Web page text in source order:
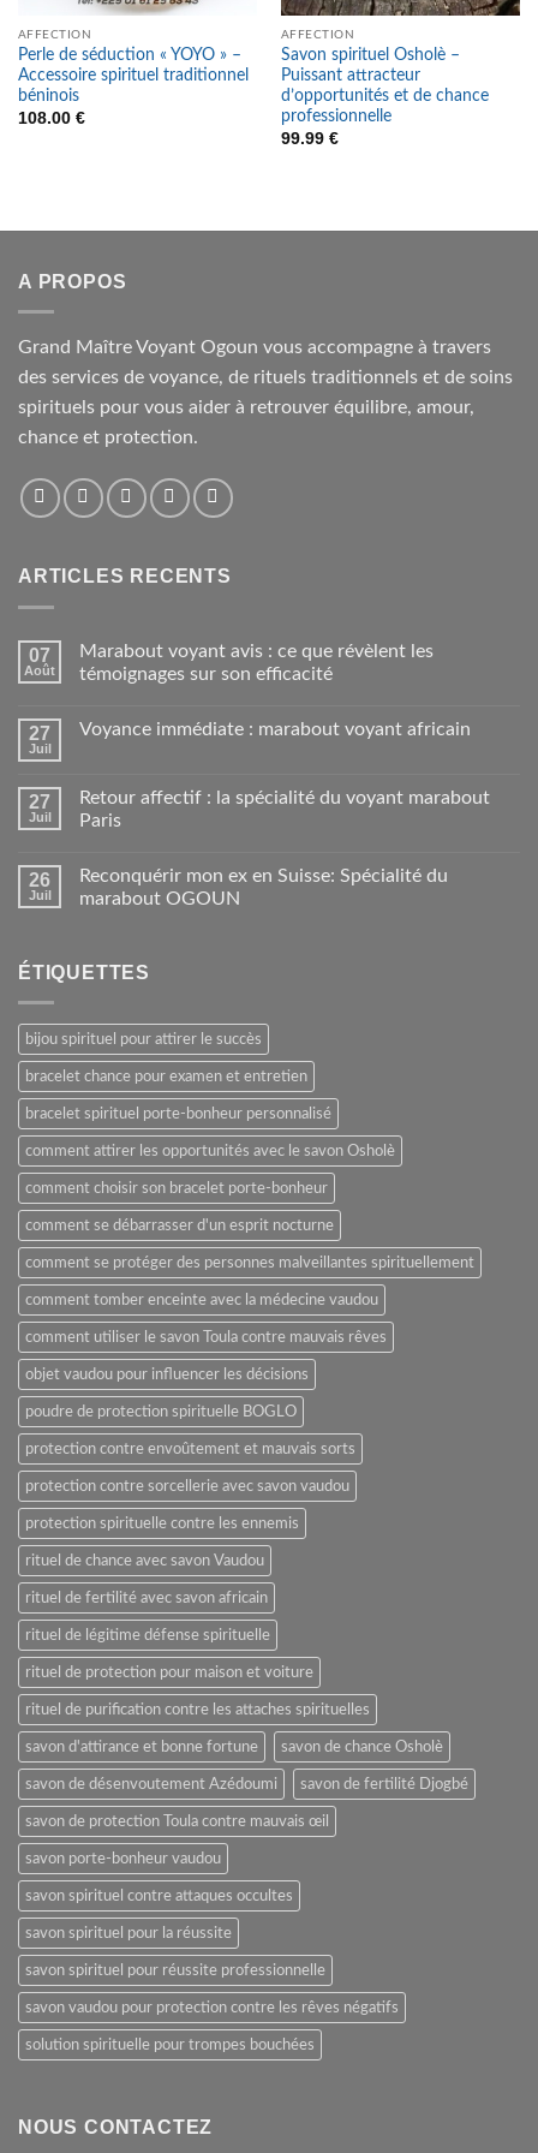
AFFECTION
Perle de séduction « YOYO » –
Accessoire spirituel traditionnel
béninois
108.00 €
AFFECTION
Savon spirituel Osholè –
Puissant attracteur
d’opportunités et de chance
professionnelle
99.99 €
A PROPOS
Grand Maître Voyant Ogoun vous accompagne à travers
des services de voyance, de rituels traditionnels et de soins
spirituels pour vous aider à retrouver équilibre, amour,
chance et protection.
ARTICLES RECENTS
07
Août
Marabout voyant avis : ce que révèlent les
témoignages sur son efficacité
27
Juil
Voyance immédiate : marabout voyant africain
27
Juil
Retour affectif : la spécialité du voyant marabout
Paris
26
Juil
Reconquérir mon ex en Suisse: Spécialité du
marabout OGOUN
ÉTIQUETTES
bijou spirituel pour attirer le succès
bracelet chance pour examen et entretien
bracelet spirituel porte-bonheur personnalisé
comment attirer les opportunités avec le savon Osholè
comment choisir son bracelet porte-bonheur
comment se débarrasser d'un esprit nocturne
comment se protéger des personnes malveillantes spirituellement
comment tomber enceinte avec la médecine vaudou
comment utiliser le savon Toula contre mauvais rêves
objet vaudou pour influencer les décisions
poudre de protection spirituelle BOGLO
protection contre envoûtement et mauvais sorts
protection contre sorcellerie avec savon vaudou
protection spirituelle contre les ennemis
rituel de chance avec savon Vaudou
rituel de fertilité avec savon africain
rituel de légitime défense spirituelle
rituel de protection pour maison et voiture
rituel de purification contre les attaches spirituelles
savon d'attirance et bonne fortune savon de chance Osholè
savon de désenvoutement Azédoumi savon de fertilité Djogbé
savon de protection Toula contre mauvais œil
savon porte-bonheur vaudou
savon spirituel contre attaques occultes
savon spirituel pour la réussite
savon spirituel pour réussite professionnelle
savon vaudou pour protection contre les rêves négatifs
solution spirituelle pour trompes bouchées
NOUS CONTACTEZ